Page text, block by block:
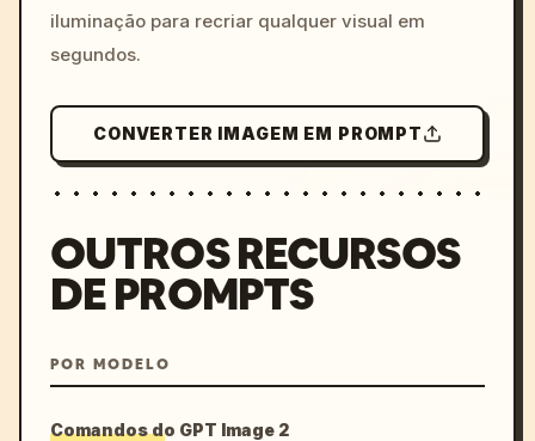
iluminação para recriar qualquer visual em
segundos.
CONVERTER IMAGEM EM PROMPT
OUTROS RECURSOS
DE PROMPTS
POR MODELO
Comandos do GPT Image 2